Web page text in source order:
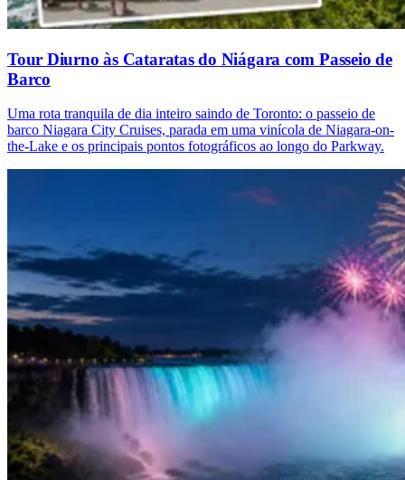
Tour Diurno às Cataratas do Niágara com Passeio de
Barco
Uma rota tranquila de dia inteiro saindo de Toronto: o passeio de
barco Niagara City Cruises, parada em uma vinícola de Niagara-on-
the-Lake e os principais pontos fotográficos ao longo do Parkway.